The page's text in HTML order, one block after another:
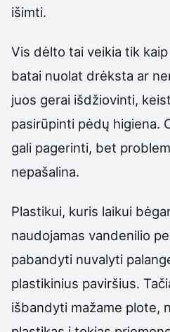
išimti.
Vis dėlto tai veikia tik
batai nuolat drėksta ar
juos gerai išdžiovinti,
pasirūpinti pėdų higiena.
gali pagerinti, bet
nepašalina.
Plastikui, kuris laikui
naudojamas vandenilio
pabandyti nuvalyti
plastikinius paviršius.
išbandyti mažame plote,